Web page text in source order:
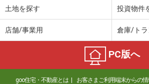
貸駐車場
静岡県静岡市駿河区南町
3.08万円
住 所
静岡県静岡市駿河
物件種別 貸駐車場
土地を探す 投資物件
店舗/事業用 倉庫/トラ
PC版へ
goo住宅・不動産とは お客さまご利用端末からの